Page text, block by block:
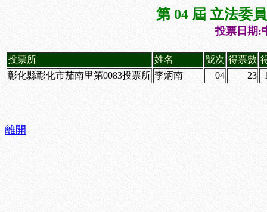
第 04 屆 立法委
投票日期:
投票所 姓名 號次 得票數
彰化縣彰化市茄南里第0083投票所 李炳南 04 23
離開